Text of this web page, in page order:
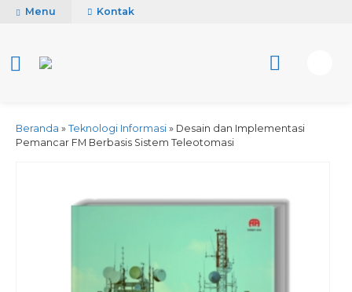
Menu Kontak
Beranda » Teknologi Informasi » Desain dan Implementasi
Pemancar FM Berbasis Sistem Teleotomasi